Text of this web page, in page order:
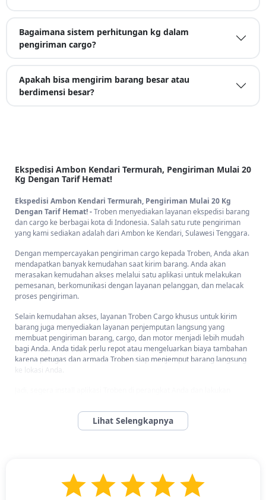
Bagaimana sistem perhitungan kg dalam
pengiriman cargo?
Apakah bisa mengirim barang besar atau
berdimensi besar?
Ekspedisi Ambon Kendari Termurah, Pengiriman Mulai 20
Kg Dengan Tarif Hemat!
Ekspedisi Ambon Kendari Termurah, Pengiriman Mulai 20 Kg
Dengan Tarif Hemat! -Troben menyediakan layanan ekspedisi barang
dan cargo ke berbagai kota di Indonesia. Salah satu rute pengiriman
yang kami sediakan adalah dari Ambon ke Kendari, Sulawesi Tenggara.
Dengan mempercayakan pengiriman cargo kepada Troben, Anda akan
mendapatkan banyak kemudahan saat kirim barang. Anda akan
merasakan kemudahan akses melalui satu aplikasi untuk melakukan
pemesanan, berkomunikasi dengan layanan pelanggan, dan melacak
proses pengiriman.
Selain kemudahan akses, layanan Troben Cargo khusus untuk kirim
barang juga menyediakan layanan penjemputan langsung yang
membuat pengiriman barang, cargo, dan motor menjadi lebih mudah
bagi Anda. Anda tidak perlu repot atau mengeluarkan biaya tambahan
karena petugas dan armada Troben siap menjemput barang langsung
ke lokasi Anda.
menghubungi CSkami.
Perusahaan logistik & ekspedisi cargo
Troben solusi terbaik untuk
pengiriman barang dari Ambon ke Kendari, menawarkan berbagai